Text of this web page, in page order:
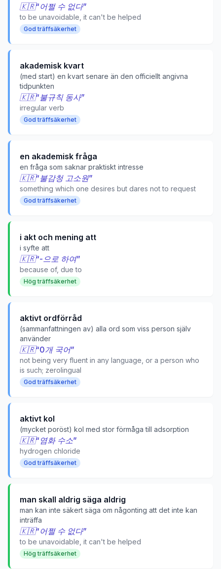
🇰🇷“어쩔 수 없다”
to be unavoidable, it can't be helped
God träffsäkerhet
akademisk kvart
(med start) en kvart senare än den officiellt angivna
tidpunkten
🇰🇷“불규칙 동사”
irregular verb
God träffsäkerhet
en akademisk fråga
en fråga som saknar praktiskt intresse
🇰🇷“불감청 고소원”
something which one desires but dares not to request
God träffsäkerhet
i akt och mening att
i syfte att
🇰🇷“-으로 하여”
because of, due to
Hög träffsäkerhet
aktivt ordförråd
(sammanfattningen av) alla ord som viss person själv
använder
🇰🇷“0개 국어”
not being very fluent in any language, or a person who
is such; zerolingual
God träffsäkerhet
aktivt kol
(mycket poröst) kol med stor förmåga till adsorption
🇰🇷“ 염화 수소”
hydrogen chloride
God träffsäkerhet
man skall aldrig säga aldrig
man kan inte säkert säga om någonting att det inte kan
inträffa
🇰🇷“어쩔 수 없다”
to be unavoidable, it can't be helped
Hög träffsäkerhet